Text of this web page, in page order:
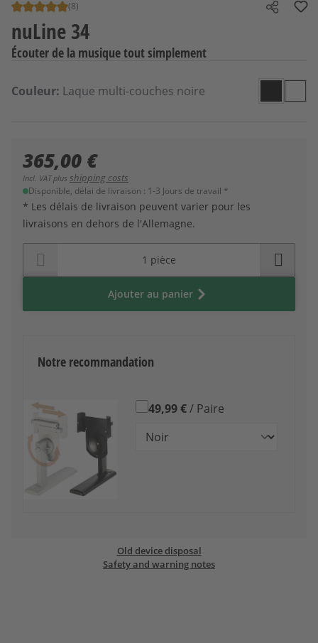
Note moyenne de 5 sur 5 étoiles
(8) Share
nuLine 34
Écouter de la musique tout simplement
SélectionnezCouleur
Couleur: Laque multi-couches noire
Laque
365,00 €
Incl. VAT plus shipping costs
Disponible, délai de livraison : 1-3 Jours de travail *
* Les délais de livraison peuvent varier pour les
livraisons en dehors de l'Allemagne.
Ajouter au panier
Notre recommandation
49,99 €/ Paire
Old device disposal
Safety and warning notes